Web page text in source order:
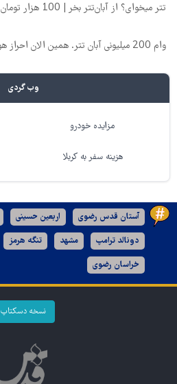
تتر میخوای؟ از آبان‌تتر بخر | 100 هزار تومان هم جایزه بگیر
وام 200 میلیونی آبان تتر. همین الان احراز هویت کن!
وب گردی
مزایده خودرو
هزینه سفر به کربلا
آستان قدس رضوی اربعین حسینی
دونالد ترامپ مشهد تنگه هرمز
خراسان رضوی
نسخه دسکتاپ